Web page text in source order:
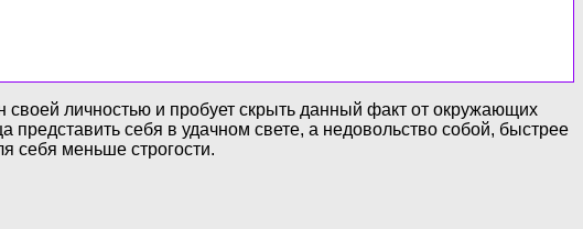
личностью и пробует скрыть данный факт от окружающих
себя в удачном свете, а недовольство собой, быстрее
себя меньше строгости.